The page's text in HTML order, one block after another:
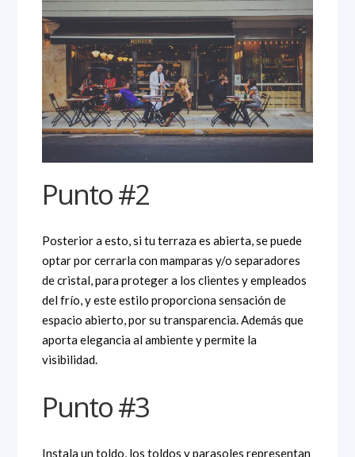
Punto #2
Posterior a esto, si tu terraza es abierta, se puede
optar por cerrarla con mamparas y/o separadores
de cristal, para proteger a los clientes y empleados
del frío, y este estilo proporciona sensación de
espacio abierto, por su transparencia. Además que
aporta elegancia al ambiente y permite la
visibilidad.
Punto #3
Instala un toldo, los toldos y parasoles representan